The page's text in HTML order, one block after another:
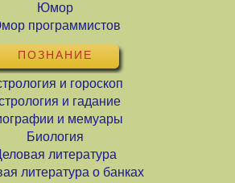
Юмор
программистов
ПОЗНАНИЕ
и гороскоп
и гадание
и мемуары
Биология
литература
литература о банках